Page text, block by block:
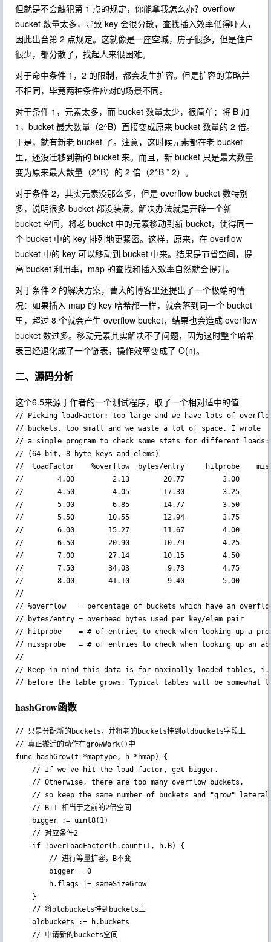
但就是不会触犯第 1 点的规定，你能拿我怎么办？overflow
bucket 数量太多，导致 key 会很分散，查找插入效率低得吓人，
因此出台第 2 点规定。这就像是一座空城，房子很多，但是住户
很少，都分散了，找起人来很困难。
对于命中条件 1，2 的限制，都会发生扩容。但是扩容的策略并
不相同，毕竟两种条件应对的场景不同。
对于条件 1，元素太多，而 bucket 数量太少，很简单：将 B 加
1，bucket 最大数量（2^B）直接变成原来 bucket 数量的 2 倍。
于是，就有新老 bucket 了。注意，这时候元素都在老 bucket
里，还没迁移到新的 bucket 来。而且，新 bucket 只是最大数量
变为原来最大数量（2^B）的 2 倍（2^B * 2）。
对于条件 2，其实元素没那么多，但是 overflow bucket 数特别
多，说明很多 bucket 都没装满。解决办法就是开辟一个新
bucket 空间，将老 bucket 中的元素移动到新 bucket，使得同一
个 bucket 中的 key 排列地更紧密。这样，原来，在 overflow
bucket 中的 key 可以移动到 bucket 中来。结果是节省空间，提
高 bucket 利用率，map 的查找和插入效率自然就会提升。
对于条件 2 的解决方案，曹大的博客里还提出了一个极端的情
况：如果插入 map 的 key 哈希都一样，就会落到同一个 bucket
里，超过 8 个就会产生 overflow bucket，结果也会造成 overflow
bucket 数过多。移动元素其实解决不了问题，因为这时整个哈希
表已经退化成了一个链表，操作效率变成了 O(n)。
二、源码分析
这个6.5来源于作者的一个测试程序，取了一个相对适中的值
// Picking loadFactor: too large and we have lots of
// buckets, too small and we waste a lot of space. I wrote
// a simple program to check some stats for different loads:
// (64-bit, 8 byte keys and elems)
//  loadFactor    %overflow  bytes/entry     hitprobe
//        4.00         2.13        20.77         3.00
//        4.50         4.05        17.30         3.25
//        5.00         6.85        14.77         3.50
//        5.50        10.55        12.94         3.75
//        6.00        15.27        11.67         4.00
//        6.50        20.90        10.79         4.25
//        7.00        27.14        10.15         4.50
//        7.50        34.03         9.73         4.75
//        8.00        41.10         9.40         5.00
//
// %overflow   = percentage of buckets which have an
// bytes/entry = overhead bytes used per key/elem pair
// hitprobe    = # of entries to check when looking up a
// missprobe   = # of entries to check when looking up an
//
// Keep in mind this data is for maximally loaded tables,
// before the table grows. Typical tables will be somewhat
hashGrow函数
// 只是分配新的buckets，并将老的buckets挂到oldbuckets字段上
// 真正搬迁的动作在growWork()中
func hashGrow(t *maptype, h *hmap) {
    // B+1 相当于之前的2倍空间
    // 对应条件2
        // 进行等量扩容，B不变
    // 将oldbuckets挂到buckets上
    // 申请新的buckets空间